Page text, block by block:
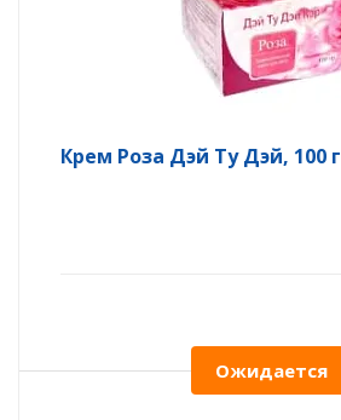
Крем Роза Дэй Ту Дэй, 100 г
Ожидается